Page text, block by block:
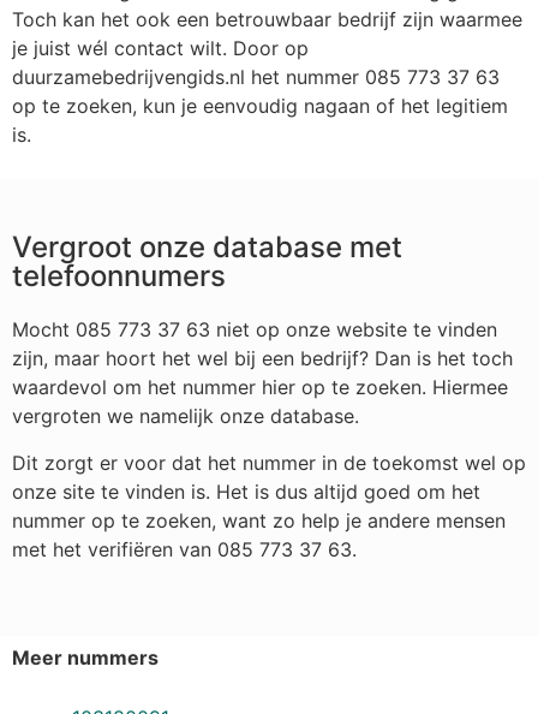
Toch kan het ook een betrouwbaar bedrijf zijn waarmee
je juist wél contact wilt. Door op
duurzamebedrijvengids.nl het nummer 085 773 37 63
op te zoeken, kun je eenvoudig nagaan of het legitiem
is.
Vergroot onze database met
telefoonnumers
Mocht 085 773 37 63 niet op onze website te vinden
zijn, maar hoort het wel bij een bedrijf? Dan is het toch
waardevol om het nummer hier op te zoeken. Hiermee
vergroten we namelijk onze database.
Dit zorgt er voor dat het nummer in de toekomst wel op
onze site te vinden is. Het is dus altijd goed om het
nummer op te zoeken, want zo help je andere mensen
met het verifiëren van 085 773 37 63.
Meer nummers